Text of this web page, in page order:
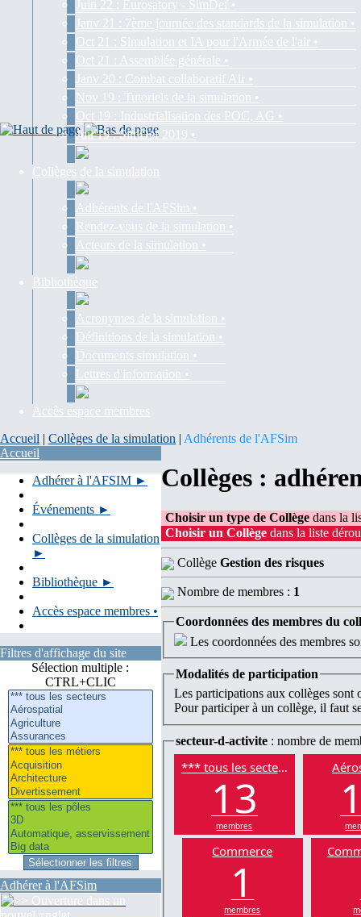
Juin 22 : Eurosatory - SimDef •
Janv 21 : 7ème journée des standards de la simulation •
Oct 21 : Simulation et IA pour l'Armée de l'air •
Oct 21 : Assemblée générale •
Janv 20 : Combat collaboratif Air •
Nov 19 : Tutoriels de la simulation •
Oct 19 : Industrialisation des POC, AG •
Juil 19 : SimDef 2019 •
Collèges de la simulation
Adhérents de l'AFSim •
Rendez-vous de la simulation •
Acteurs de la simulation •
Bibliothèque
Acronymes de la simulation •
Définitions de la simulation •
Documents simulation •
Lettres d'information •
Accès espace membres
Accueil | Collèges de la simulation | Adhérents de l'AFSim
Accueil
Adhérer à l'AFSIM ►
Événements ►
Collèges de la simulation
►
Bibliothèque ►
Accès espace membres •
Filtres d'affichage du site
Sélection multiple :
CTRL+CLIC
Adhérer à l'AFSim
Collèges :
Choisir un type de Collège dans la
Choisir un Collège dans la liste
Collège Gestion des risques
Nombre de membres : 1
Coordonnées des membres du
Les coordonnées des membres
Modalités de participation
Les participations aux collèges sont
Pour participer à un collège, il faut
secteur-d-activite : nombre de
*** tous les secteurs
13
membres
Commerce
1
membres